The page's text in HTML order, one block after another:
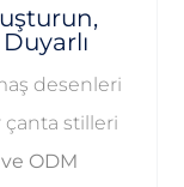
desenleri
stilleri
ODM